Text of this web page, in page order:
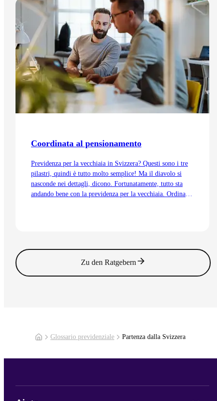
Coordinata al pensionamento
Previdenza per la vecchiaia in Svizzera? Questi sono i tre
pilastri, quindi è tutto molto semplice! Ma il diavolo si
nasconde nei dettagli, dicono. Fortunatamente, tutto sta
andando bene con la previdenza per la vecchiaia. Ordinata
Zu den Ratgebern
Glossario previdenziale Partenza dalla Svizzera